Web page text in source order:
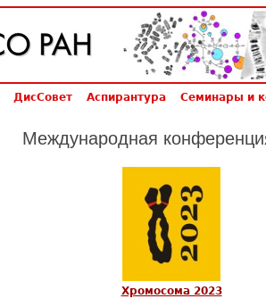
ДисСовет Аспирантура Семинары и
Международная
Хромосома 2023